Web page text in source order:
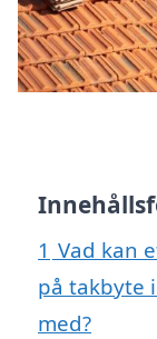
1 Vad kan
på takbyte
med?